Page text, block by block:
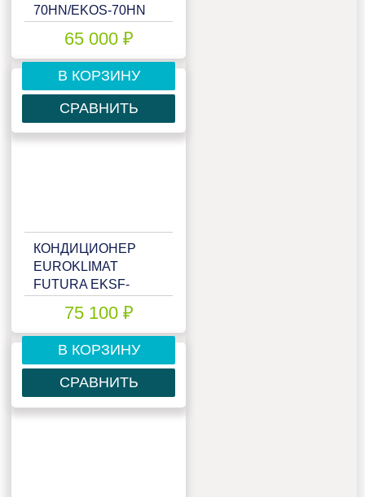
70HN/EKOS-70HN
65 000 ₽
В КОРЗИНУ
СРАВНИТЬ
КОНДИЦИОНЕР
EUROKLIMAT
FUTURA EKSF-
75 100 ₽
В КОРЗИНУ
СРАВНИТЬ